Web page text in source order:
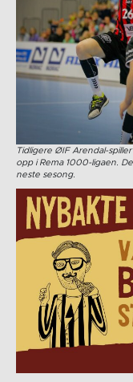
Tidligere ØIF Arendal-
opp i Rema 1000-ligaen.
neste sesong.